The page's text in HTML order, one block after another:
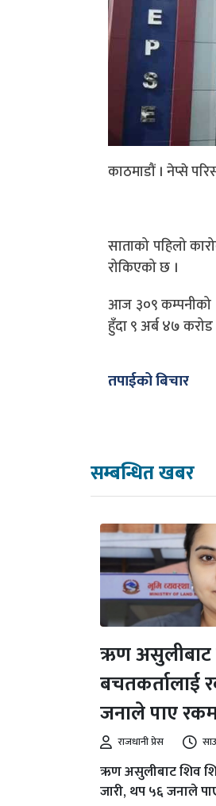
काठमाडौं । नेप्से
साताको पहिलो
रोकिएको छ ।
आज ३०९ कम्पनीको
हुँदा ९ अर्ब ४७
तपाईको बिचार
सम्बन्धित खबर
ऋण असुलीबाट
बचतकर्तालाई
जनाले पाए
राजधानी प्रेस
ऋण असुलीबाट शिव
जारी, थप ५६ जनाले